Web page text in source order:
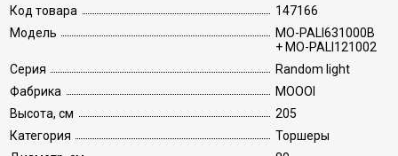
Код товара
147166
Модель
MO-PALI631000B
+ MO-PALI121002
Серия
Random light
Фабрика
MOOOI
Высота, см
205
Категория
Торшеры